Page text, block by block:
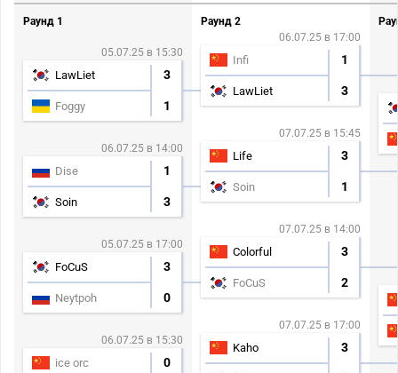
Раунд 1
05.07.25 в 15:30
LawLiet 3
Foggy 1
06.07.25 в 14:00
Dise 1
Soin 3
05.07.25 в 17:00
FoCuS 3
Neytpoh 0
06.07.25 в 15:30
ice orc 0
Раунд 2
06.07.25 в 17:00
Infi 1
LawLiet 3
07.07.25 в 15:45
Life 3
Soin 1
07.07.25 в 14:00
Colorful 3
FoCuS 2
07.07.25 в 17:00
Kaho 3